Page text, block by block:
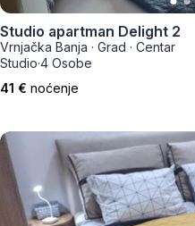
Studio apartman Delight 2
Vrnjačka Banja · Grad · Centar
Studio·4 Osobe
41 € noćenje